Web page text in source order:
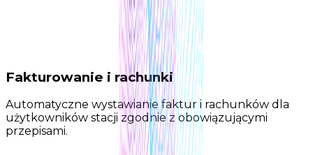
Fakturowanie i rachunki
Automatyczne wystawianie faktur i rachunków dla
użytkowników stacji zgodnie z obowiązującymi
przepisami.